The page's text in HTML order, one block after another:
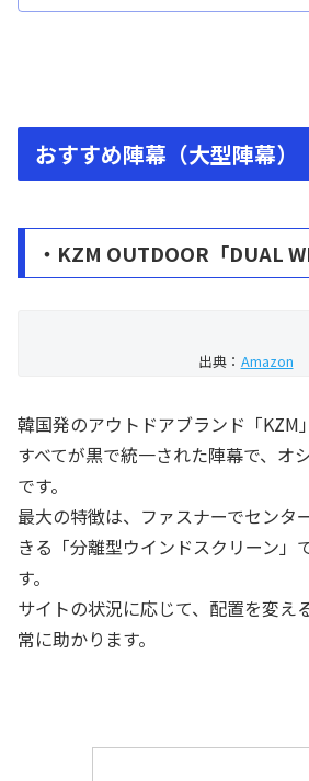
おすすめ陣幕（大型陣幕）
・KZM OUTDOOR「DUAL
出典： Amazon
韓国発のアウトドアブランド「KZM
すべてが黒で統一された陣幕で、オ
です。
最大の特徴は、ファスナーでセンタ
きる「分離型ウインドスクリーン」
す。
サイトの状況に応じて、配置を変え
常に助かります。